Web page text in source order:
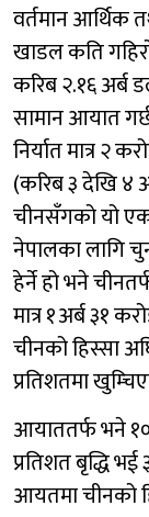
वर्तमान आर्थिक
खाडल कति
करिब २.१६ अर्ब
सामान आयात
निर्यात मात्र २
(करिब ३ देखि ४
चीनसँगको यो
नेपालका लागि
हेर्ने हो भने
मात्र १अर्ब ३१
चीनको हिस्सा
प्रतिशतमा
आयाततर्फ भने १०
प्रतिशत बृद्धि
आयतमा चीनको